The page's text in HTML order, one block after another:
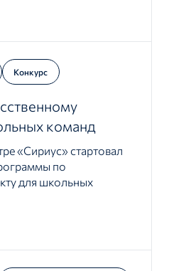
Конкурс
команд
«Сириус» стартовал
по
для школьных